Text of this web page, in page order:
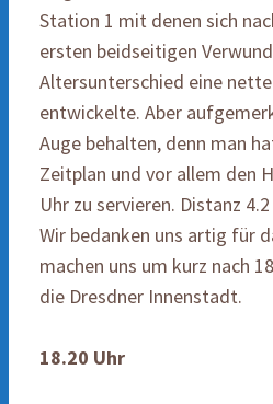
Station 1 mit denen sich
ersten beidseitigen
Altersunterschied eine
entwickelte. Aber
Auge behalten, denn man
Zeitplan und vor allem den
Uhr zu servieren. Distanz
Wir bedanken uns artig für
machen uns um kurz nach
die Dresdner Innenstadt.
18.20 Uhr